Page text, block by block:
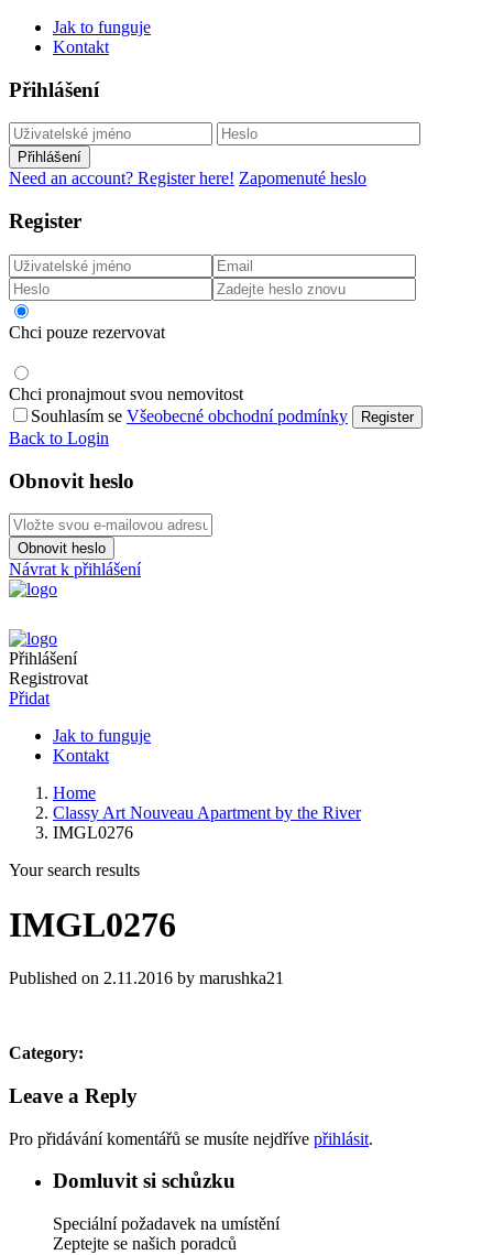
Jak to funguje
Kontakt
Přihlášení
Přihlášení
Need an account? Register here! Zapomenuté heslo
Register
Chci pouze rezervovat
Chci pronajmout svou nemovitost
Souhlasím se Všeobecné obchodní podmínky Register
Back to Login
Obnovit heslo
Obnovit heslo
Návrat k přihlášení
Přihlášení
Registrovat
Přidat
Jak to funguje
Kontakt
Home
Classy Art Nouveau Apartment by the River
IMGL0276
Your search results
IMGL0276
Published on 2.11.2016 by marushka21
Category:
Leave a Reply
Pro přidávání komentářů se musíte nejdříve přihlásit.
Domluvit si schůzku
Speciální požadavek na umístění
Zeptejte se našich poradců